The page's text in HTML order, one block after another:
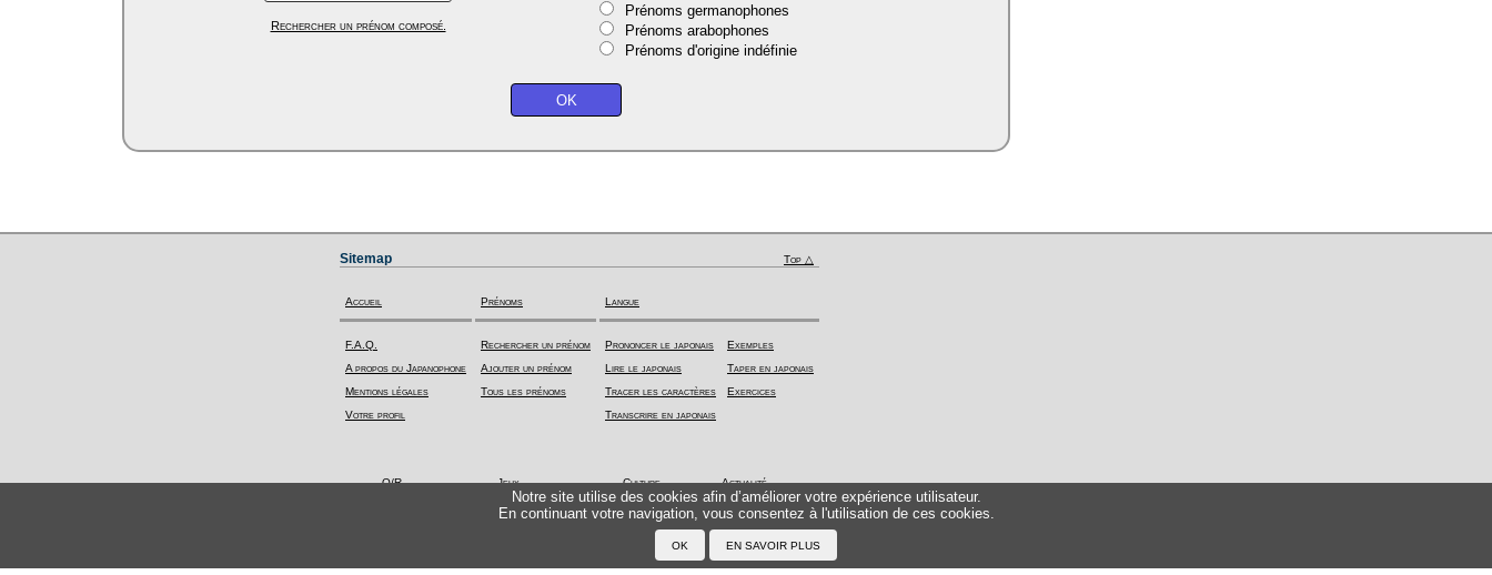
Rechercher un prénom composé.
Prénoms germanophones
Prénoms arabophones
Prénoms d'origine indéfinie
Notre site utilise des cookies afin d’améliorer votre expérience utilisateur.
En continuant votre navigation, vous consentez à l'utilisation de ces cookies.
Sitemap Top △
Accueil
F.A.Q.
A propos du Japanophone
Mentions légales
Votre profil
Prénoms
Rechercher un prénom
Ajouter un prénom
Tous les prénoms
Langue
Prononcer le japonais
Lire le japonais
Tracer les caractères
Transcrire en japonais
Exemples
Taper en japonais
Exercices
Q/R Jeux Culture
Calendrier
Système scolaire
Actualité